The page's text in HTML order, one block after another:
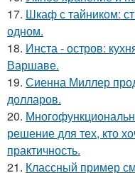
17. Шкаф с тайником:
одном.
18. Инста - остров:
Варшаве.
19. Сиенна Миллер
долларов.
20.
решение для тех, кто
практичность.
21. Классный пример